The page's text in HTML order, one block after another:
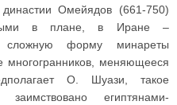
Омейядов (661-750)
в плане, в Иране –
сложную форму минареты
многогранников, меняющееся
О. Шуази, такое
заимствовано египтянами-